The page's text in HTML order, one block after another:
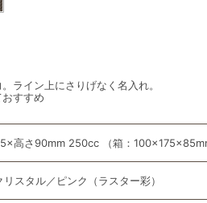
ライン上にさりげなく名入れ。
すすめ
高さ90mm 250cc （箱：
リスタル／ピンク（ラスター彩）